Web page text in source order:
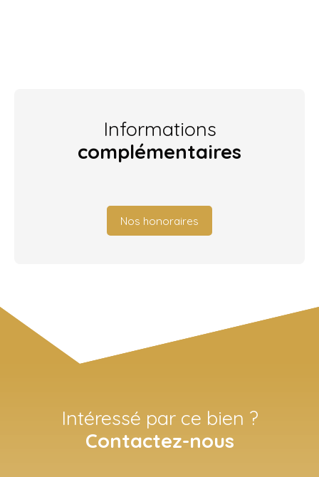
Informations
complémentaires
Nos honoraires
Intéressé par ce bien ?
Contactez-nous